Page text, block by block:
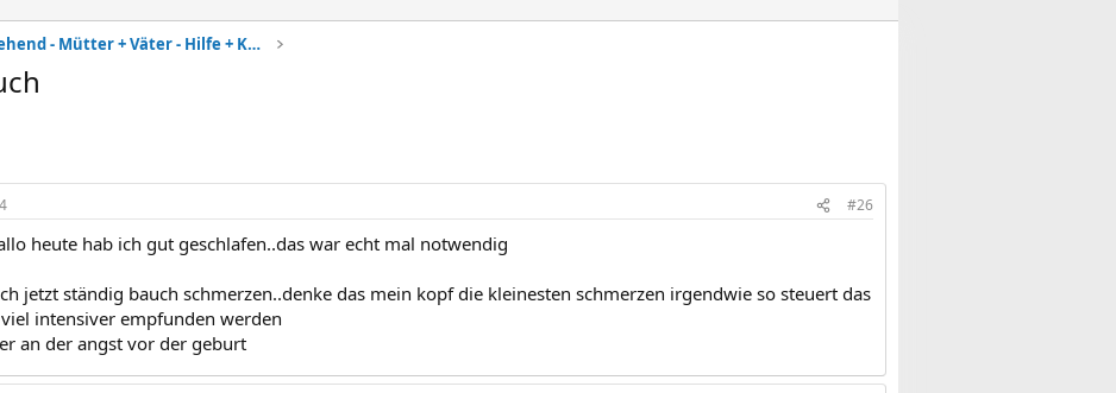
Alleinerziehend - Mütter + Väter - Hilfe + Kontakt
#26
heute hab ich gut geschlafen..das war echt mal notwendig
jetzt ständig bauch schmerzen..denke das mein kopf die kleinesten schmerzen irgendwie so steuert das
intensiver empfunden werden
an der angst vor der geburt